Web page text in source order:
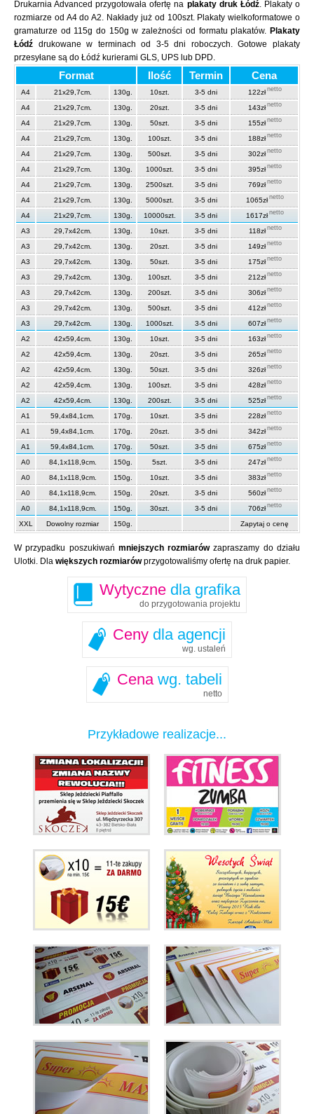
Drukarnia Advanced przygotowała ofertę na plakaty druk Łódź. Plakaty o
rozmiarze od A4 do A2. Nakłady już od 100szt. Plakaty wielkoformatowe o
gramaturze od 115g do 150g w zależności od formatu plakatów. Plakaty
Łódź drukowane w terminach od 3-5 dni roboczych. Gotowe plakaty
przesyłane są do Łódź kurierami GLS, UPS lub DPD.
Format Ilość Termin Cena
A4 21x29,7cm. 130g. 10szt. 3-5 dni 122zł netto
A4 21x29,7cm. 130g. 20szt. 3-5 dni 143zł netto
A4 21x29,7cm. 130g. 50szt. 3-5 dni 155zł netto
A4 21x29,7cm. 130g. 100szt. 3-5 dni 188zł netto
A4 21x29,7cm. 130g. 500szt. 3-5 dni 302zł netto
A4 21x29,7cm. 130g. 1000szt. 3-5 dni 395zł netto
A4 21x29,7cm. 130g. 2500szt. 3-5 dni 769zł netto
A4 21x29,7cm. 130g. 5000szt. 3-5 dni 1065zł netto
A4 21x29,7cm. 130g. 10000szt. 3-5 dni 1617zł netto
A3 29,7x42cm. 130g. 10szt. 3-5 dni 118zł netto
A3 29,7x42cm. 130g. 20szt. 3-5 dni 149zł netto
A3 29,7x42cm. 130g. 50szt. 3-5 dni 175zł netto
A3 29,7x42cm. 130g. 100szt. 3-5 dni 212zł netto
A3 29,7x42cm. 130g. 200szt. 3-5 dni 306zł netto
A3 29,7x42cm. 130g. 500szt. 3-5 dni 412zł netto
A3 29,7x42cm. 130g. 1000szt. 3-5 dni 607zł netto
A2 42x59,4cm. 130g. 10szt. 3-5 dni 163zł netto
A2 42x59,4cm. 130g. 20szt. 3-5 dni 265zł netto
A2 42x59,4cm. 130g. 50szt. 3-5 dni 326zł netto
A2 42x59,4cm. 130g. 100szt. 3-5 dni 428zł netto
A2 42x59,4cm. 130g. 200szt. 3-5 dni 525zł netto
A1 59,4x84,1cm. 170g. 10szt. 3-5 dni 228zł netto
A1 59,4x84,1cm. 170g. 20szt. 3-5 dni 342zł netto
A1 59,4x84,1cm. 170g. 50szt. 3-5 dni 675zł netto
A0 84,1x118,9cm. 150g. 5szt. 3-5 dni 247zł netto
A0 84,1x118,9cm. 150g. 10szt. 3-5 dni 383zł netto
A0 84,1x118,9cm. 150g. 20szt. 3-5 dni 560zł netto
A0 84,1x118,9cm. 150g. 30szt. 3-5 dni 706zł netto
XXL Dowolny rozmiar 150g. Zapytaj o cenę
W przypadku poszukiwań mniejszych rozmiarówzapraszamy do działu
Ulotki. Dla większych rozmiarówprzygotowaliśmy ofertę na druk papier.
Wytyczne dla grafika
do przygotowania projektu
Ceny dla agencji
wg. ustaleń
Cena wg. tabeli
netto
Przykładowe realizacje...